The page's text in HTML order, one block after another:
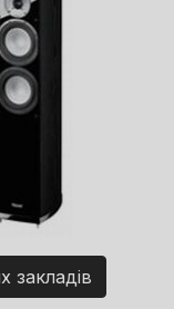
закладів